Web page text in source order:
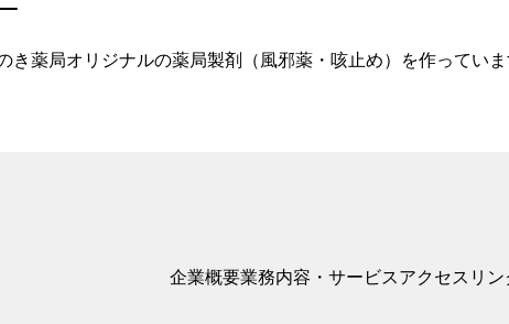
き薬局オリジナルの薬局製剤（風邪薬・咳止め）を作っていま
企業概要業務内容・サービスアクセス リン